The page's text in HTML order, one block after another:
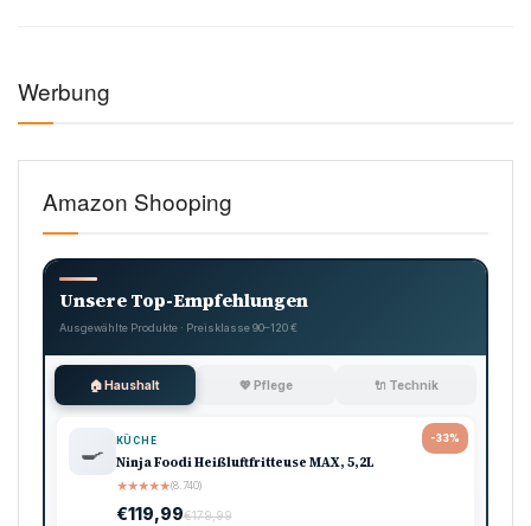
Werbung
Amazon Shooping
Unsere Top-Empfehlungen
Ausgewählte Produkte · Preisklasse 90–120 €
🏠 Haushalt 💖 Pflege 🔌 Technik
-33%
🍳 KÜCHE
Ninja Foodi Heißluftfritteuse MAX, 5,2L
★★★★★(8.740)
€119,99€179,99